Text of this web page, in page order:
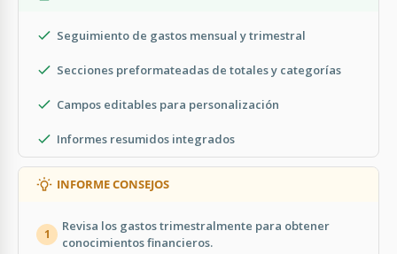
Seguimiento de gastos mensual y trimestral
Secciones preformateadas de totales y categorías
Campos editables para personalización
Informes resumidos integrados
INFORME CONSEJOS
1
Revisa los gastos trimestralmente para obtener
conocimientos financieros.